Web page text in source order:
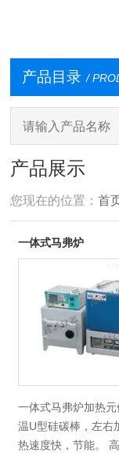
产品目录 /
产品展示
您现在的位置：首
一体式马弗炉
一体式马弗炉加热
温U型硅碳棒，左右
热速度快，节能。 高